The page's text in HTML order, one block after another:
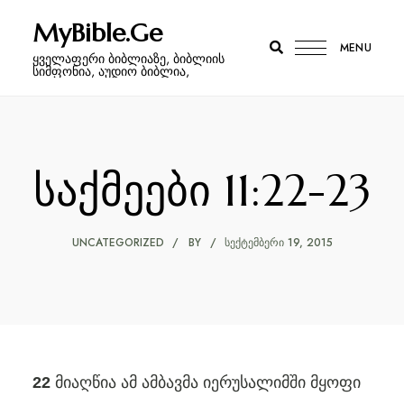
MyBible.Ge
ყველაფერი ბიბლიაზე, ბიბლიის
სიმფონია, აუდიო ბიბლია,
MENU
საქმეები 11:22-23
UNCATEGORIZED BY ᲡᲔᲥᲢᲔᲛᲑᲔᲠᲘ 19, 2015
22 მიაღწია ამ ამბავმა იერუსალიმში მყოფი